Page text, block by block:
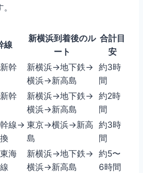
線
新横浜到着後のル
ート
合計目
安
幹
新横浜→地下鉄→
横浜→新高島
約3時
間
幹
新横浜→地下鉄→
横浜→新高島
約2時
間
線→ 東京→横浜→新高
島
約3時
間
海
新横浜→地下鉄→
横浜→新高島
約5〜
6時間